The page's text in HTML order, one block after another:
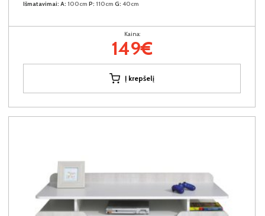
Išmatavimai: A: 100cm P: 110cm G: 40cm
Kaina:
149€
Į krepšelį